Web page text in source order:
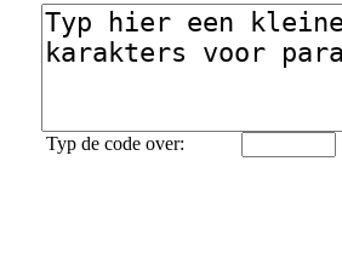
Typ de code over: